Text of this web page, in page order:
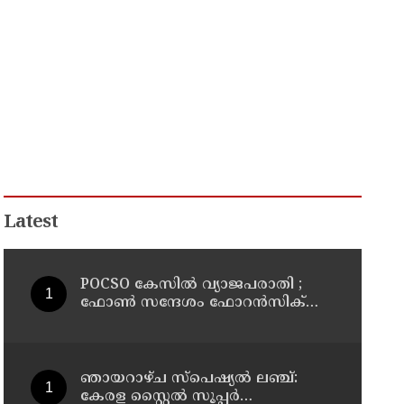
Latest
POCSO കേസിൽ വ്യാജപരാതി ;
ഫോൺ സന്ദേശം ഫോറൻസിക്
ഞായറാഴ്ച സ്പെഷ്യൽ ലഞ്ച്:
കേരള സ്റ്റൈൽ സൂപ്പർ